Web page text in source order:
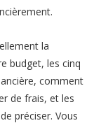
la
budget, les cinq
comment
de frais, et les
préciser. Vous